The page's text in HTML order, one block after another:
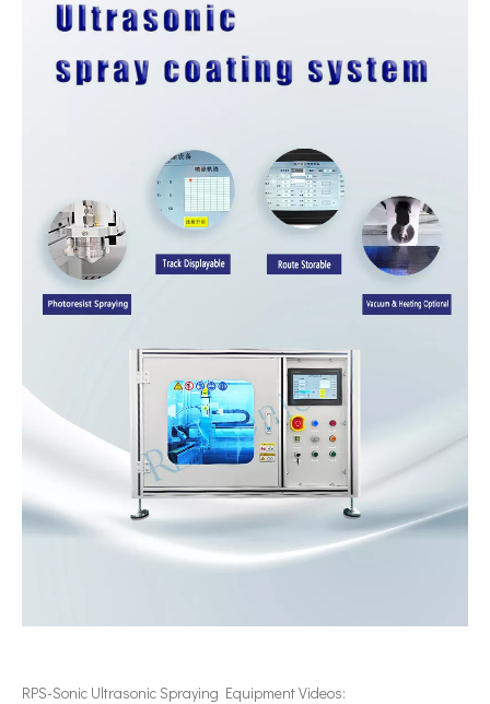
RPS-Sonic Ultrasonic Spraying Equipment Videos: